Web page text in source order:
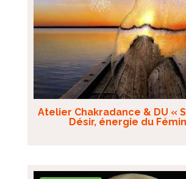
Atelier Chakradance & DU «
Désir, énergie du